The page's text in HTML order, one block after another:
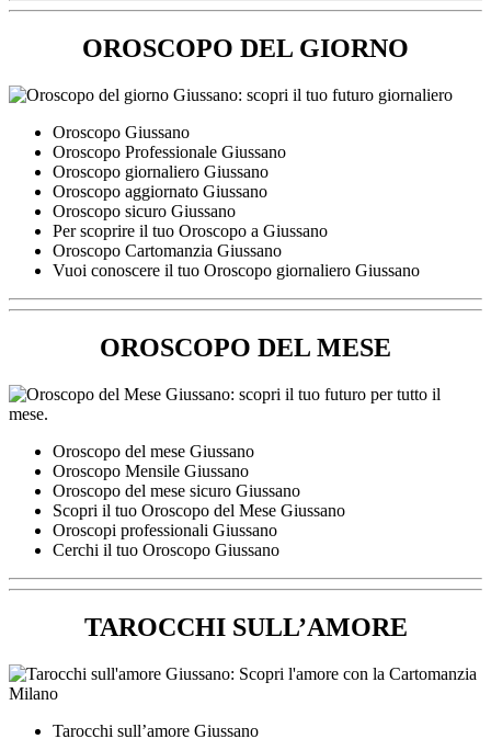
OROSCOPO DEL GIORNO
Oroscopo Giussano
Oroscopo Professionale Giussano
Oroscopo giornaliero Giussano
Oroscopo aggiornato Giussano
Oroscopo sicuro Giussano
Per scoprire il tuo Oroscopo a Giussano
Oroscopo Cartomanzia Giussano
Vuoi conoscere il tuo Oroscopo giornaliero Giussano
OROSCOPO DEL MESE
Oroscopo del mese Giussano
Oroscopo Mensile Giussano
Oroscopo del mese sicuro Giussano
Scopri il tuo Oroscopo del Mese Giussano
Oroscopi professionali Giussano
Cerchi il tuo Oroscopo Giussano
TAROCCHI SULL’AMORE
Tarocchi sull’amore Giussano